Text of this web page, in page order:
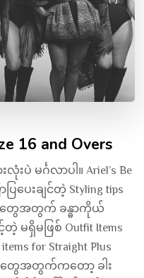
16 and Overs
ပဲ မင်္ဂလာပါ။ Ariel’s Be
ပြပေးချင်တဲ့ Styling tips
းတွေအတွက် ခန္ဓာကိုယ်
မရှိမဖြစ် Outfit Items
for Straight Plus
ေးတွေအတွက်ကတော့ ခါး